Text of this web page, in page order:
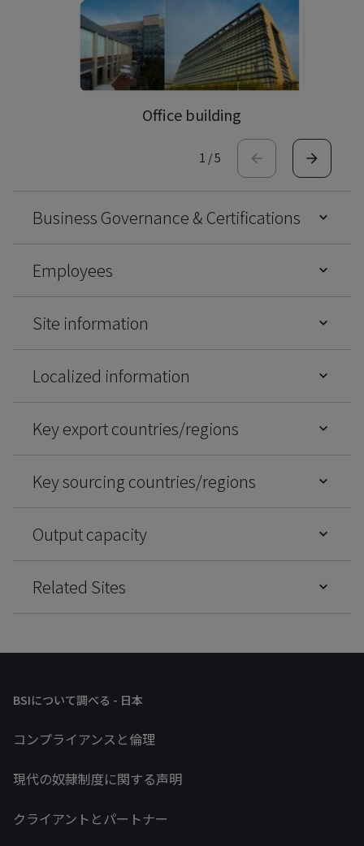
Office building
1 /5
Business Governance & Certifications
Employees
Site information
Localized information
Key export countries/regions
Key sourcing countries/regions
Output capacity
Related Sites
BSIについて調べる - 日本
コンプライアンスと倫理
現代の奴隷制度に関する声明
クライアントとパートナー